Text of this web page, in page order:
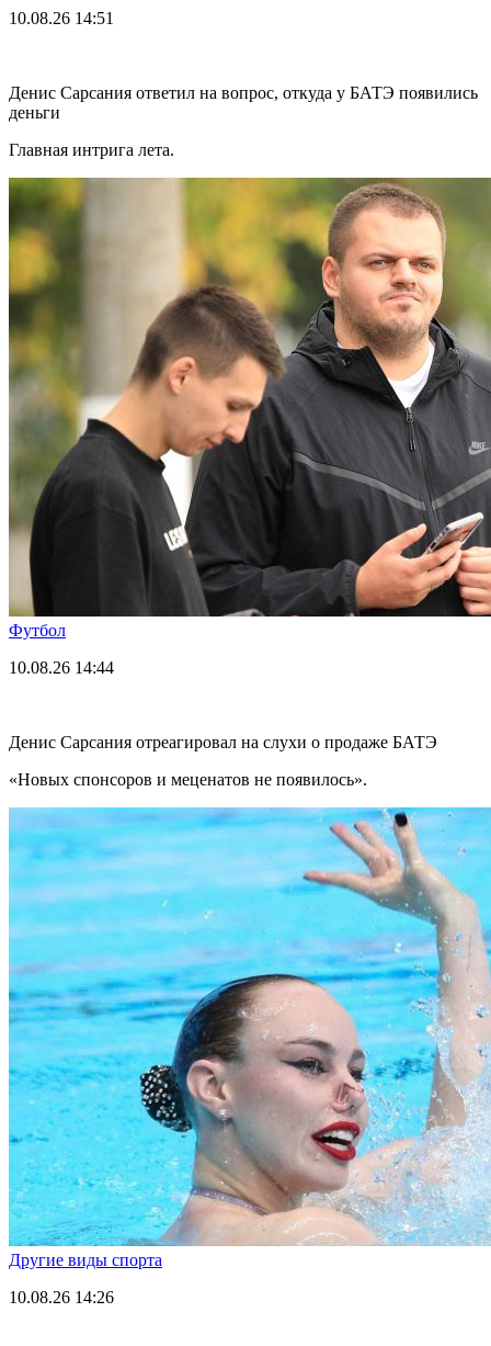
10.08.26 14:51
Денис Сарсания ответил на вопрос, откуда у БАТЭ появились
деньги
Главная интрига лета.
Футбол
10.08.26 14:44
Денис Сарсания отреагировал на слухи о продаже БАТЭ
«Новых спонсоров и меценатов не появилось».
Другие виды спорта
10.08.26 14:26